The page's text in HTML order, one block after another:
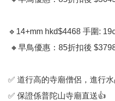
🔹️14+mm hkd$4468 手圍:
✅️ 道行高的寺廟僧侶，進行
✅️ 保證係普陀山寺廟直送👍